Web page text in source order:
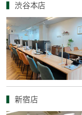
渋谷本店
新宿店